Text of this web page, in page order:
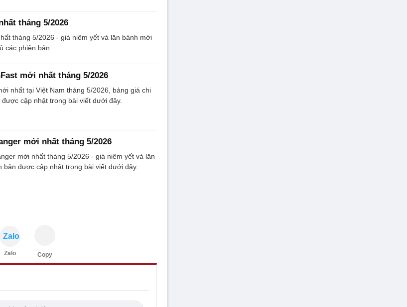
tháng 5/2026
tháng 5/2026 - giá niêm yết và lăn bánh mới
các phiên bản.
mới nhất tháng 5/2026
nhất tại Việt Nam tháng 5/2026, bảng giá chi
cập nhật trong bài viết dưới đây.
mới nhất tháng 5/2026
mới nhất tháng 5/2026 - giá niêm yết và lăn
bản được cập nhật trong bài viết dưới đây.
Zalo
Zalo Copy